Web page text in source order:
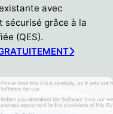
avec
sécurisé grâce à la
(QES).